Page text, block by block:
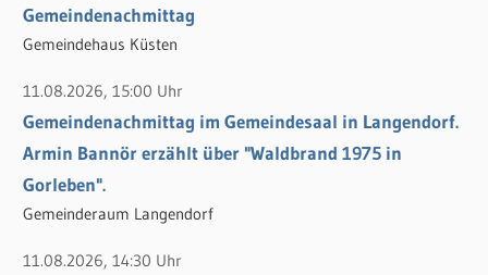
h
:
Gemeindenachmittag
Gemeindehaus Küsten
11.08.2026, 15:00 Uhr
Gemeindenachmittag im Gemeindesaal in Langendorf.
Armin Bannör erzählt über "Waldbrand 1975 in
Gorleben".
Gemeinderaum Langendorf
11.08.2026, 14:30 Uhr